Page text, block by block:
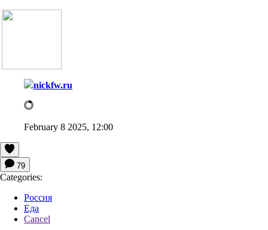
nickfw.ru
February 8 2025, 12:00
79
Categories:
Россия
Еда
Cancel